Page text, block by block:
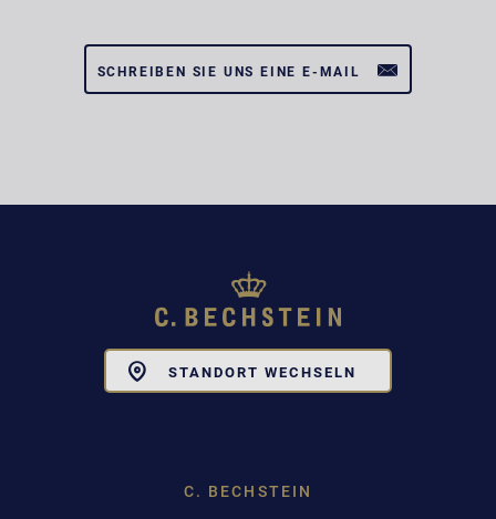
SCHREIBEN SIE UNS EINE E-MAIL
STANDORT WECHSELN
C. BECHSTEIN